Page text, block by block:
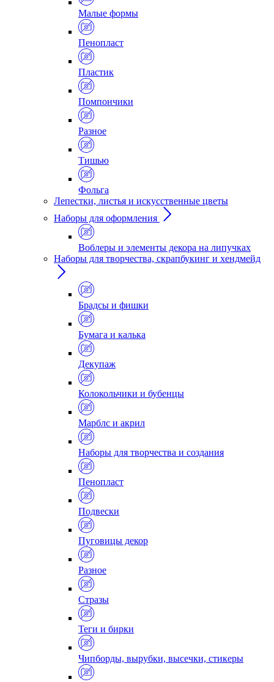
Малые формы
Пенопласт
Пластик
Помпончики
Разное
Тишью
Фольга
Лепестки, листья и искусственные цветы
Наборы для оформления
Воблеры и элементы декора на липучках
Наборы для творчества, скрапбукинг и хендмейд
Брадсы и фишки
Бумага и калька
Декупаж
Колокольчики и бубенцы
Марблс и акрил
Наборы для творчества и создания
Пенопласт
Подвески
Пуговицы декор
Разное
Стразы
Теги и бирки
Чипборды, вырубки, высечки, стикеры